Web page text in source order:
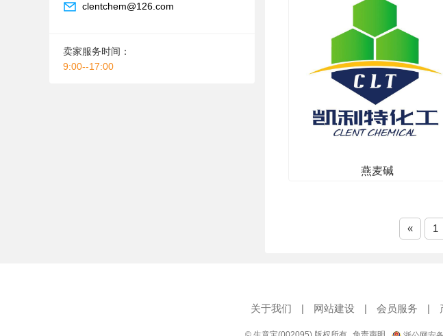
clentchem@126.com
卖家服务时间：
9:00--17:00
燕麦碱
« 1
关于我们 | 网站建设 | 会员服务 |